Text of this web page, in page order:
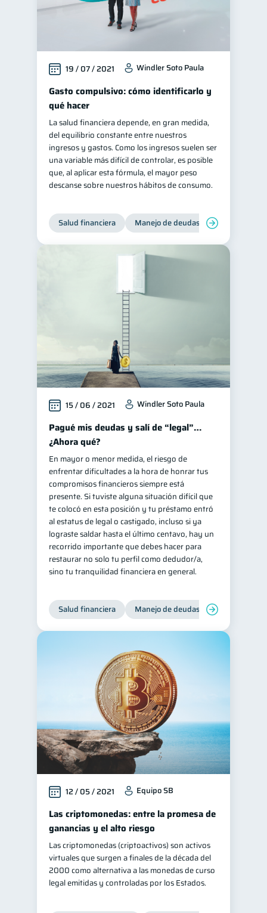
19 / 07 / 2021 Windler Soto Paula
Gasto compulsivo: cómo identificarlo y
qué hacer
La salud financiera depende, en gran medida,
del equilibrio constante entre nuestros
ingresos y gastos. Como los ingresos suelen ser
una variable más difícil de controlar, es posible
que, al aplicar esta fórmula, el mayor peso
descanse sobre nuestros hábitos de consumo.
Salud financiera Manejo de deudas
15 / 06 / 2021 Windler Soto Paula
Pagué mis deudas y salí de “legal”…
¿Ahora qué?
En mayor o menor medida, el riesgo de
enfrentar dificultades a la hora de honrar tus
compromisos financieros siempre está
presente. Si tuviste alguna situación difícil que
te colocó en esta posición y tu préstamo entró
al estatus de legal o castigado, incluso si ya
lograste saldar hasta el último centavo, hay un
recorrido importante que debes hacer para
restaurar no solo tu perfil como dedudor/a,
sino tu tranquilidad financiera en general.
Salud financiera Manejo de deudas
12 / 05 / 2021 Equipo SB
Las criptomonedas: entre la promesa de
ganancias y el alto riesgo
Las criptomonedas (criptoactivos) son activos
virtuales que surgen a finales de la década del
2000 como alternativa a las monedas de curso
legal emitidas y controladas por los Estados.